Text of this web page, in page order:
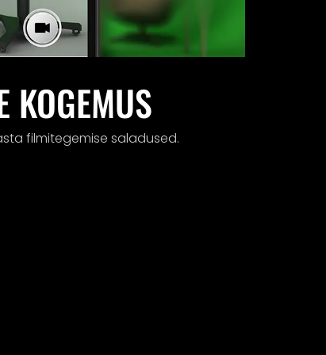
KOGEMUS
filmitegemise saladused.